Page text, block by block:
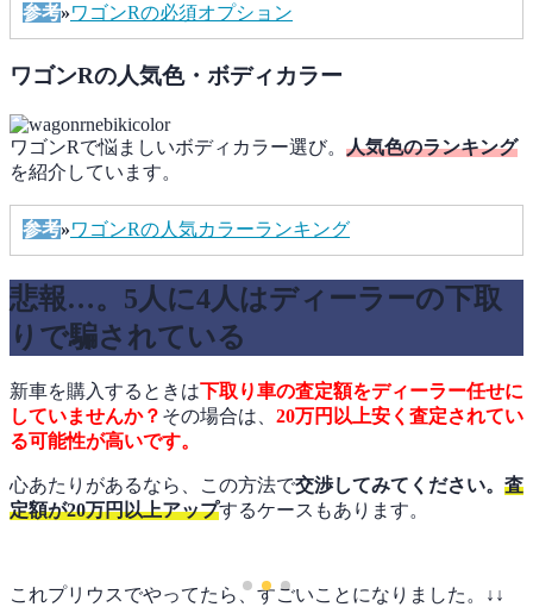
参考»ワゴンRの必須オプション
ワゴンRの人気色・ボディカラー
ワゴンRで悩ましいボディカラー選び。 人気色のランキング
を紹介しています。
参考»ワゴンRの人気カラーランキング
悲報…。5人に4人はディーラーの下取
りで騙されている
新車を購入するときは下取り車の査定額をディーラー任せに
していませんか？ その場合は、 20万円以上安く査定されてい
る可能性が高いです。
心あたりがあるなら、この方法で交渉してみてください。 査
定額が20万円以上アップするケースもあります。
これプリウスでやってたら、すごいことになりました。↓↓